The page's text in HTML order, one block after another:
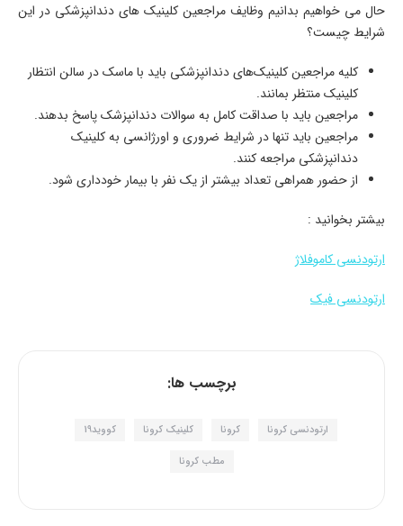
حال می خواهیم بدانیم وظایف مراجعین کلینیک های دندانپزشکی در این
شرایط چیست؟
کلیه مراجعین کلینیک‌های دندانپزشکی باید با ماسک در سالن انتظار
کلینیک منتظر بمانند.
مراجعین باید با صداقت کامل به سوالات دندانپزشک پاسخ بدهند.
مراجعین باید تنها در شرایط ضروری و اورژانسی به کلینیک
دندانپزشکی مراجعه کنند.
از حضور همراهی تعداد بیشتر از یک نفر با بیمار خودداری شود.
بیشتر بخوانید :
ارتودنسی کاموفلاژ
ارتودنسی فیک
برچسب ها:
ارتودنسی کرونا کرونا کلینیک کرونا کووید19
مطب کرونا